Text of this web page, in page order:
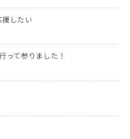
したい
って参りました！